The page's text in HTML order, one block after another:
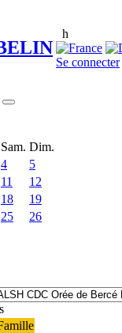
h
Se connecter
Sam. Dim.
4
5
11
12
18
19
25
26